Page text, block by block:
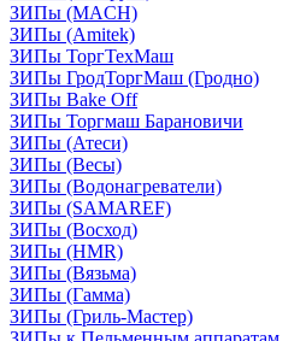
ЗИПы (MACH)
ЗИПы (Amitek)
ЗИПы ТоргТехМаш
ЗИПы ГродТоргМаш (Гродно)
ЗИПы Bake Off
ЗИПы Торгмаш Барановичи
ЗИПы (Атеси)
ЗИПы (Весы)
ЗИПы (Водонагреватели)
ЗИПы (SAMAREF)
ЗИПы (Восход)
ЗИПы (HMR)
ЗИПы (Вязьма)
ЗИПы (Гамма)
ЗИПы (Гриль-Мастер)